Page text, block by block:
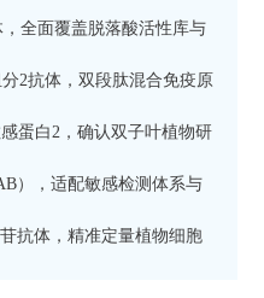
全面覆盖脱落酸活性库与
2抗体，双段肽混合免疫原
蛋白2，确认双子叶植物研
），适配敏感检测体系与
抗体，精准定量植物细胞